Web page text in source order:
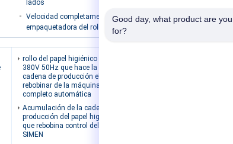
lados
Velocidad completamente automática de la
empaquetadora del rollo de retrete sola
rollo del papel higiénico de
380V 50Hz que hace la
cadena de producción el
rebobinar de la máquina por
completo automática
Acumulación de la cadena de
producción del papel higiénico
que rebobina control del PLC de
SIMEN
Good day, what product are
for?